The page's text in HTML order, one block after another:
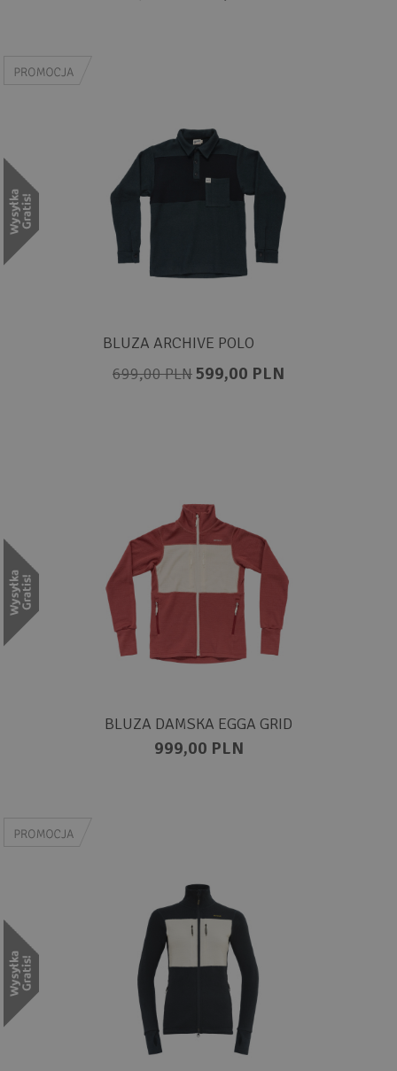
BLUZA ARCHIVE POLO
699,00 PLN599,00 PLN
BLUZA DAMSKA EGGA GRID
999,00 PLN